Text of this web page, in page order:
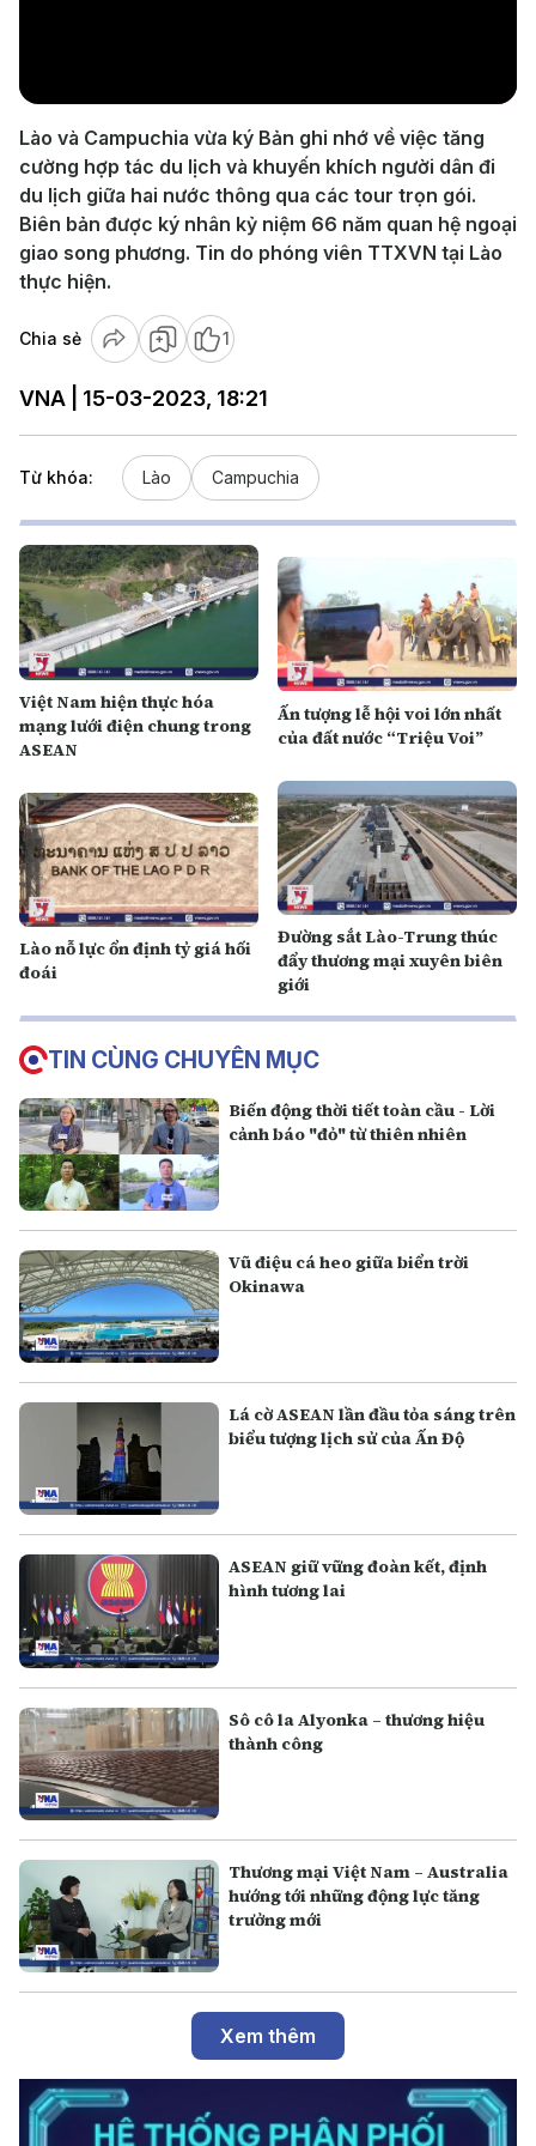
Video
Lào và Campuchia vừa ký Bản ghi nhớ về việc tăng
cường hợp tác du lịch và khuyến khích người dân đi
du lịch giữa hai nước thông qua các tour trọn gói.
Biên bản được ký nhân kỷ niệm 66 năm quan hệ ngoại
giao song phương. Tin do phóng viên TTXVN tại Lào
thực hiện.
Chia sẻ 1
VNA | 15-03-2023, 18:21
Từ khóa: Lào Campuchia
Việt Nam hiện thực hóa
mạng lưới điện chung trong
ASEAN
Ấn tượng lễ hội voi lớn nhất
của đất nước “Triệu Voi”
Lào nỗ lực ổn định tỷ giá hối
đoái
Đường sắt Lào-Trung thúc
đẩy thương mại xuyên biên
giới
TIN CÙNG CHUYÊN MỤC
Biến động thời tiết toàn cầu - Lời
cảnh báo "đỏ" từ thiên nhiên
Vũ điệu cá heo giữa biển trời
Okinawa
Lá cờ ASEAN lần đầu tỏa sáng trên
biểu tượng lịch sử của Ấn Độ
ASEAN giữ vững đoàn kết, định
hình tương lai
Sô cô la Alyonka – thương hiệu
thành công
Thương mại Việt Nam – Australia
hướng tới những động lực tăng
trưởng mới
Xem thêm